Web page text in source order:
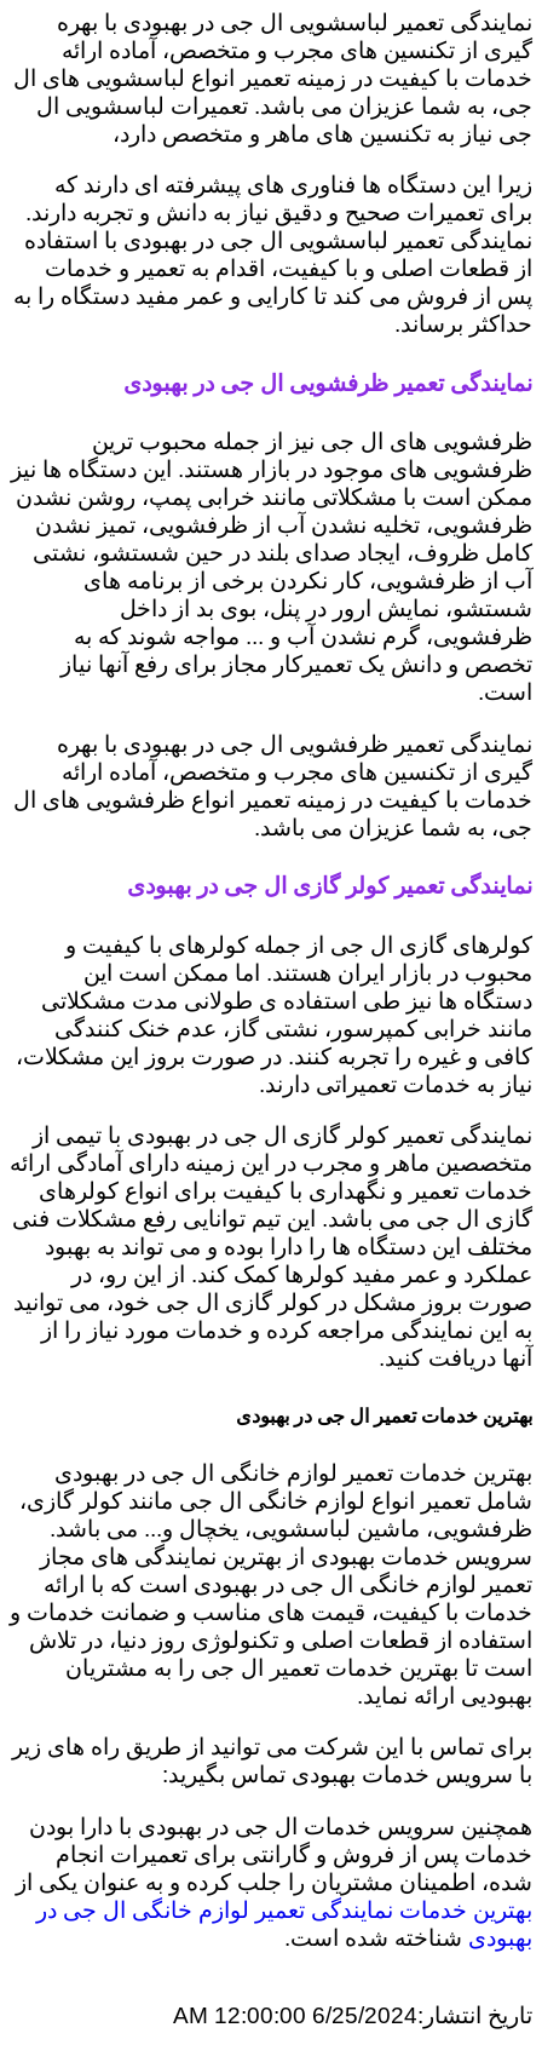
نمایندگی تعمیر لباسشویی ال جی در بهبودی با بهره
گیری از تکنسین های مجرب و متخصص، آماده ارائه
خدمات با کیفیت در زمینه تعمیر انواع لباسشویی های ال
جی، به شما عزیزان می باشد. تعمیرات لباسشویی ال
جی نیاز به تکنسین های ماهر و متخصص دارد،
زیرا این دستگاه ها فناوری های پیشرفته ای دارند که
برای تعمیرات صحیح و دقیق نیاز به دانش و تجربه دارند.
نمایندگی تعمیر لباسشویی ال جی در بهبودی با استفاده
از قطعات اصلی و با کیفیت، اقدام به تعمیر و خدمات
پس از فروش می کند تا کارایی و عمر مفید دستگاه را به
حداکثر برساند.
نمایندگی تعمیر ظرفشویی ال جی در بهبودی
ظرفشویی های ال جی نیز از جمله محبوب ترین
ظرفشویی های موجود در بازار هستند. این دستگاه ها نیز
ممکن است با مشکلاتی مانند خرابی پمپ، روشن نشدن
ظرفشویی، تخلیه نشدن آب از ظرفشویی، تمیز نشدن
کامل ظروف، ایجاد صدای بلند در حین شستشو، نشتی
آب از ظرفشویی، کار نکردن برخی از برنامه های
شستشو، نمایش ارور در پنل، بوی بد از داخل
ظرفشویی، گرم نشدن آب و ... مواجه شوند که به
تخصص و دانش یک تعمیرکار مجاز برای رفع آنها نیاز
است.
نمایندگی تعمیر ظرفشویی ال جی در بهبودی با بهره
گیری از تکنسین های مجرب و متخصص، آماده ارائه
خدمات با کیفیت در زمینه تعمیر انواع ظرفشویی های ال
جی، به شما عزیزان می باشد.
نمایندگی تعمیر کولر گازی ال جی در بهبودی
کولرهای گازی ال جی از جمله کولرهای با کیفیت و
محبوب در بازار ایران هستند. اما ممکن است این
دستگاه ها نیز طی استفاده ی طولانی مدت مشکلاتی
مانند خرابی کمپرسور، نشتی گاز، عدم خنک کنندگی
کافی و غیره را تجربه کنند. در صورت بروز این مشکلات،
نیاز به خدمات تعمیراتی دارند.
نمایندگی تعمیر کولر گازی ال جی در بهبودی با تیمی از
متخصصین ماهر و مجرب در این زمینه دارای آمادگی ارائه
خدمات تعمیر و نگهداری با کیفیت برای انواع کولرهای
گازی ال جی می باشد. این تیم توانایی رفع مشکلات فنی
مختلف این دستگاه ها را دارا بوده و می تواند به بهبود
عملکرد و عمر مفید کولرها کمک کند. از این رو، در
صورت بروز مشکل در کولر گازی ال جی خود، می توانید
به این نمایندگی مراجعه کرده و خدمات مورد نیاز را از
آنها دریافت کنید.
بهترین خدمات تعمیر ال جی در بهبودی
بهترین خدمات تعمیر لوازم خانگی ال جی در بهبودی
شامل تعمیر انواع لوازم خانگی ال جی مانند کولر گازی،
ظرفشویی، ماشین لباسشویی، یخچال و... می باشد.
سرویس خدمات بهبودی از بهترین نمایندگی های مجاز
تعمیر لوازم خانگی ال جی در بهبودی است که با ارائه
خدمات با کیفیت، قیمت های مناسب و ضمانت خدمات و
استفاده از قطعات اصلی و تکنولوژی روز دنیا، در تلاش
است تا بهترین خدمات تعمیر ال جی را به مشتریان
بهبودیی ارائه نماید.
برای تماس با این شرکت می توانید از طریق راه های زیر
با سرویس خدمات بهبودی تماس بگیرید:
همچنین سرویس خدمات ال جی در بهبودی با دارا بودن
خدمات پس از فروش و گارانتی برای تعمیرات انجام
شده، اطمینان مشتریان را جلب کرده و به عنوان یکی از
بهترین خدمات نمایندگی تعمیر لوازم خانگی ال جی در
بهبودی شناخته شده است.
تاریخ انتشار:6/25/2024 12:00:00 AM